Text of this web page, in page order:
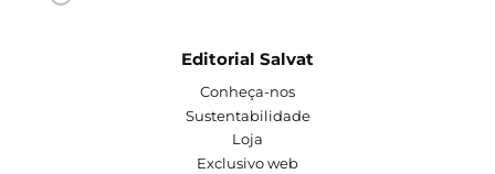
Editorial Salvat
Conheça-nos
Sustentabilidade
Loja
Exclusivo web